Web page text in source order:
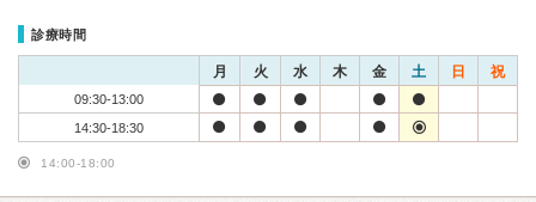
診療時間
月 火 水 木 金 土 日 祝
09:30-13:00
14:30-18:30
14:00-18:00